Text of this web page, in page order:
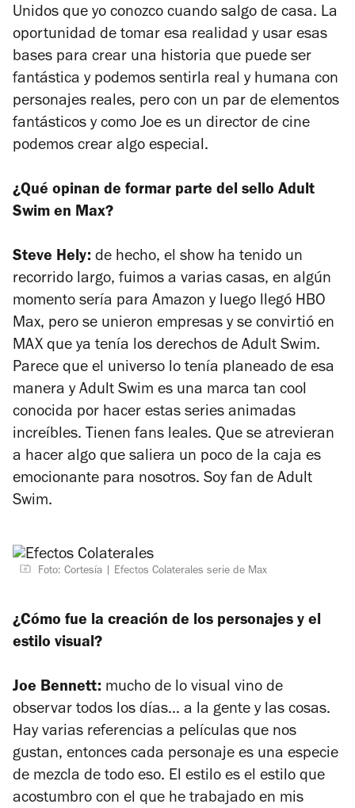
Unidos que yo conozco cuando salgo de casa. La
oportunidad de tomar esa realidad y usar esas
bases para crear una historia que puede ser
fantástica y podemos sentirla real y humana con
personajes reales, pero con un par de elementos
fantásticos y como Joe es un director de cine
podemos crear algo especial.
¿Qué opinan de formar parte del sello Adult
Swim en Max?
Steve Hely: de hecho, el show ha tenido un
recorrido largo, fuimos a varias casas, en algún
momento sería para Amazon y luego llegó HBO
Max, pero se unieron empresas y se convirtió en
MAX que ya tenía los derechos de Adult Swim.
Parece que el universo lo tenía planeado de esa
manera y Adult Swim es una marca tan cool
conocida por hacer estas series animadas
increíbles. Tienen fans leales. Que se atrevieran
a hacer algo que saliera un poco de la caja es
emocionante para nosotros. Soy fan de Adult
Swim.
Foto: Cortesía Efectos Colaterales serie de Max
¿Cómo fue la creación de los personajes y el
estilo visual?
Joe Bennett: mucho de lo visual vino de
observar todos los días… a la gente y las cosas.
Hay varias referencias a películas que nos
gustan, entonces cada personaje es una especie
de mezcla de todo eso. El estilo es el estilo que
acostumbro con el que he trabajado en mis